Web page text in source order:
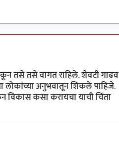
तसे तसे वागत राहिले. शेवटी गाढव
लोकांच्या अनुभवातून शिकले पाहिजे.
विकास कसा करायचा याची चिंता